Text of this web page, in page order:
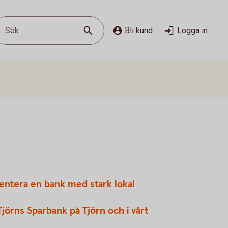
Sök Bli kund Logga in
en bank med stark lokal
Sparbank på Tjörn och i vårt